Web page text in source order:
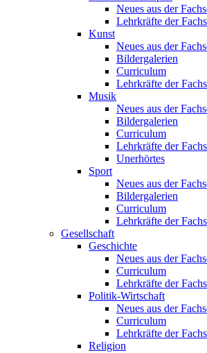
Neues aus der
Lehrkräfte der
Kunst
Neues aus der
Bildergalerien
Curriculum
Lehrkräfte der
Musik
Neues aus der
Bildergalerien
Curriculum
Lehrkräfte der
Unerhörtes
Sport
Neues aus der
Bildergalerien
Curriculum
Lehrkräfte der
Gesellschaft
Geschichte
Neues aus der
Curriculum
Lehrkräfte der
Politik-Wirtschaft
Neues aus der
Curriculum
Lehrkräfte der
Religion